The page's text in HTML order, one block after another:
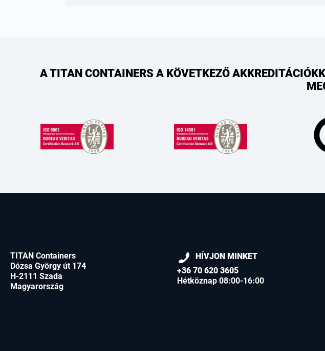
A TITAN CONTAINERS A KÖVETKEZŐ
TITAN Containers
Dózsa György út 174
H-2111 Szada
Magyarország
HÍVJON MINKET
+36 70 620 3605
Hétköznap 08:00-16:00